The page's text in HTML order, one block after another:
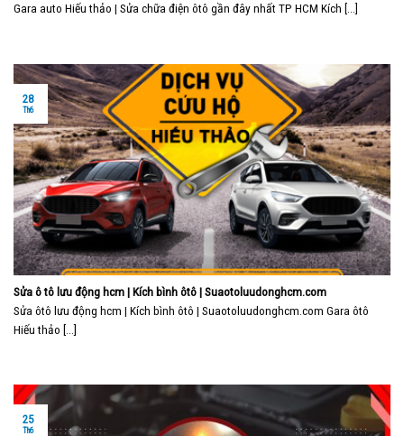
Gara auto Hiếu thảo | Sửa chữa điện ôtô gần đây nhất TP HCM Kích [...]
Sửa ô tô lưu động hcm | Kích bình ôtô | Suaotoluudonghcm.com
Sửa ôtô lưu động hcm | Kích bình ôtô | Suaotoluudonghcm.com Gara ôtô
Hiếu thảo [...]
28
Th6
25
Th6